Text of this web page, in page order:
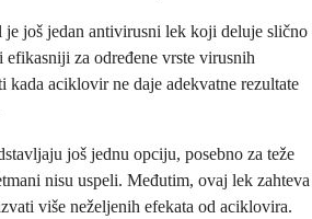
još jedan antivirusni lek koji deluje slično
za određene vrste virusnih
aciklovir ne daje adekvatne rezultate
još jednu opciju, posebno za teže
nisu uspeli. Međutim, ovaj lek zahteva
više neželjenih efekata od aciklovira.